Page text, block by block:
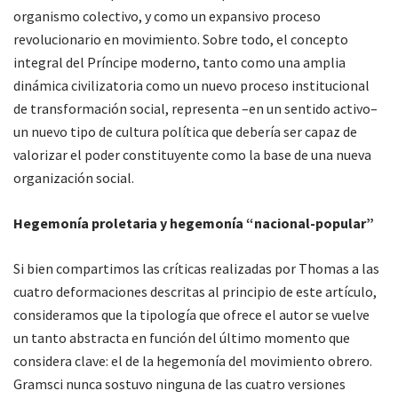
organismo colectivo, y como un expansivo proceso
revolucionario en movimiento. Sobre todo, el concepto
integral del Príncipe moderno, tanto como una amplia
dinámica civilizatoria como un nuevo proceso institucional
de transformación social, representa –en un sentido activo–
un nuevo tipo de cultura política que debería ser capaz de
valorizar el poder constituyente como la base de una nueva
organización social.
Hegemonía proletaria y hegemonía “nacional-popular”
Si bien compartimos las críticas realizadas por Thomas a las
cuatro deformaciones descritas al principio de este artículo,
consideramos que la tipología que ofrece el autor se vuelve
un tanto abstracta en función del último momento que
considera clave: el de la hegemonía del movimiento obrero.
Gramsci nunca sostuvo ninguna de las cuatro versiones